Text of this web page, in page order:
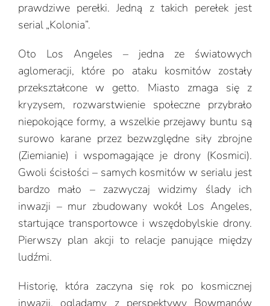
prawdziwe perełki. Jedną z takich perełek jest
serial „Kolonia”.
Oto Los Angeles – jedna ze światowych
aglomeracji, które po ataku kosmitów zostały
przekształcone w getto. Miasto zmaga się z
kryzysem, rozwarstwienie społeczne przybrało
niepokojące formy, a wszelkie przejawy buntu są
surowo karane przez bezwzględne siły zbrojne
(Ziemianie) i wspomagające je drony (Kosmici).
Gwoli ścisłości – samych kosmitów w serialu jest
bardzo mało – zazwyczaj widzimy ślady ich
inwazji – mur zbudowany wokół Los Angeles,
startujące transportowce i wszędobylskie drony.
Pierwszy plan akcji to relacje panujące między
ludźmi.
Historię, która zaczyna się rok po kosmicznej
inwazji, oglądamy z perspektywy Bowmanów